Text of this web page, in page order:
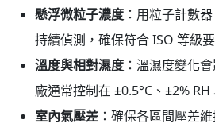
懸浮微粒子濃度 ：用粒子計數
持續偵測，確保符合 ISO 等級
溫度與相對濕度 ：溫濕度變化
廠通常控制在 ±0.5°C、±2% RH
室內氣壓差 ：確保各區間壓差